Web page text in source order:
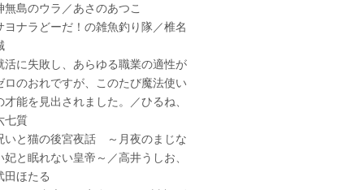
無島のウラ／あさのあつこ
ヨナラどーだ！の雑魚釣り隊／椎名
活に失敗し、あらゆる職業の適性が
ロのおれですが、このたび魔法使い
才能を見出されました。／ひるね、
七質
いと猫の後宮夜話 ～月夜のまじな
妃と眠れない皇帝～／高井うしお、
田ほたる